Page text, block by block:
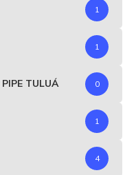
1
1
TULUÁ 0
1
4